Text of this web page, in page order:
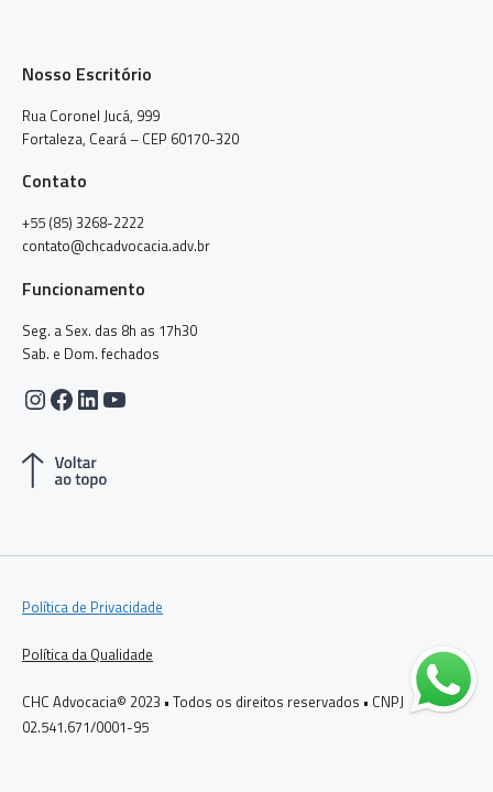
Nosso Escritório
Rua Coronel Jucá, 999
Fortaleza, Ceará – CEP 60170-320
Contato
+55 (85) 3268-2222
contato@chcadvocacia.adv.br
Funcionamento
Seg. a Sex. das 8h as 17h30
Sab. e Dom. fechados
Instagram
Facebook
LinkedIn
Youtube
Política de Privacidade
Política da Qualidade
CHC Advocacia© 2023 • Todos os direitos reservados • CNPJ
02.541.671/0001-95